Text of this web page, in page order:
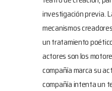
investigación previa.
mecanismos
un tratamiento
actores son los
compañía marca su
compañía intenta un